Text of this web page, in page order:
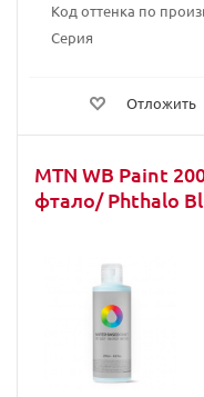
Код оттенка по
Серия
Отложить
MTN WB Paint
фтало/ Phthalo